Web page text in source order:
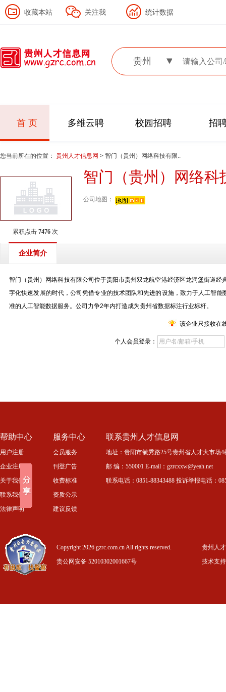
收藏本站 关注我 统计数据
贵州
首 页 多维云聘 校园招聘 招
您当前所在的位置： 贵州人才信息网 > 智门（贵州）网络科技有限..
累积点击 7476 次
智门（贵州）网络科
公司地图：
企业简介
智门（贵州）网络科技有限公司位于贵阳市贵州双龙航空港经济区龙洞堡街道
字化快速发展的时代，公司凭借专业的技术团队和先进的设施，致力于人工智
准的人工智能数据服务。公司力争2年内打造成为贵州省数据标注行业标杆。
该企业只接收在
个人会员登录：
帮助中心
用户注册
企业注册
关于我们
联系我们
法律声明
服务中心
会员服务
刊登广告
收费标准
资质公示
建议反馈
联系贵州人才信息网
地址：贵阳市毓秀路25号贵州省人才大市场
邮 编：550001 E-mail：gzrcxxw@yeah.net
联系电话：0851-88343488 投诉举报电话：
Copyright 2026 gzrc.com.cn All rights reserved.
贵公网安备 52010302001667号
贵州人
技术支